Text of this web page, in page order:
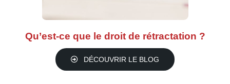
Qu’est-ce que le droit de rétractation ?
DÉCOUVRIR LE BLOG